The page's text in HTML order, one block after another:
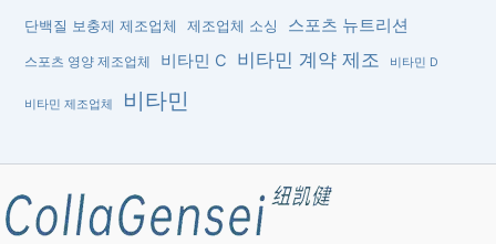
단백질 보충제 제조업체 제조업체 소싱 스포츠 뉴트리션
스포츠 영양 제조업체 비타민 C 비타민 계약 제조 비타민 D
비타민 제조업체 비타민